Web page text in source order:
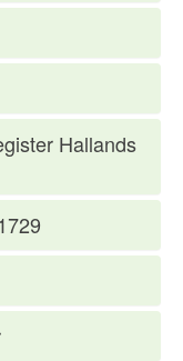
Hallands